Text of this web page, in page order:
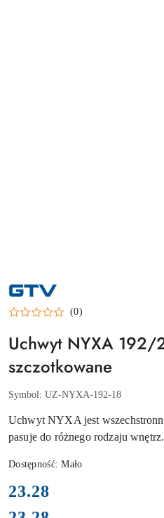
NAZWA
PRODUCENTA:
GTV
(0)
Uchwyt NYXA 192/
szczotkowane
Symbol: UZ-NYXA-192-18
Uchwyt NYXA jest
pasuje do różnego rodzaju wnętrz.
Dostępność:Mało
cena:
23.28
Cena: